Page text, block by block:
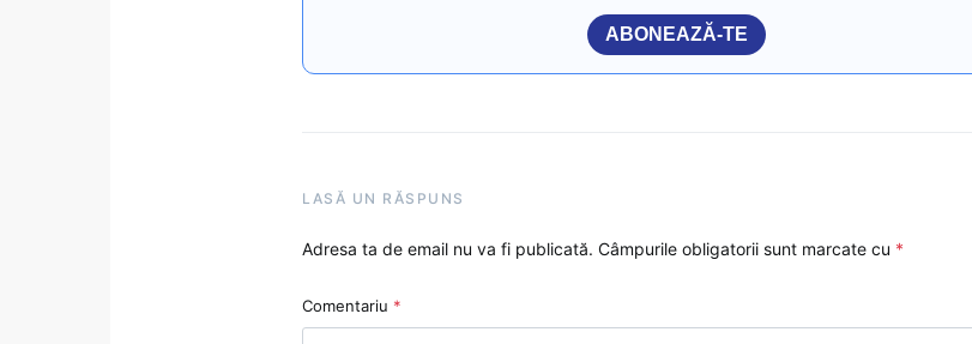
ABONEAZĂ-TE
LASĂ UN RĂSPUNS
Adresa ta de email nu va fi publicată. Câmpurile obligatorii sunt marcate cu *
Comentariu *